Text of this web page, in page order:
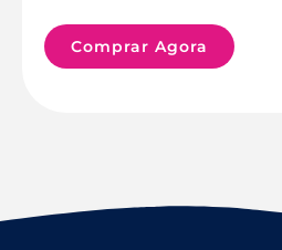
Comprar Agora